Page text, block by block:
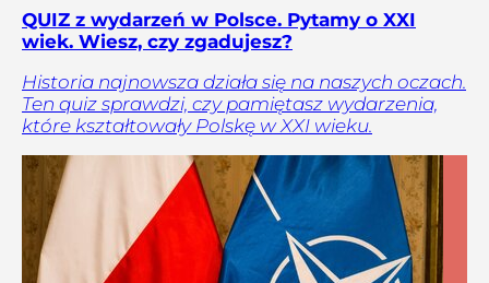
QUIZ z wydarzeń w Polsce. Pytamy o XXI
wiek. Wiesz, czy zgadujesz?
Historia najnowsza działa się na naszych oczach.
Ten quiz sprawdzi, czy pamiętasz wydarzenia,
które kształtowały Polskę w XXI wieku.